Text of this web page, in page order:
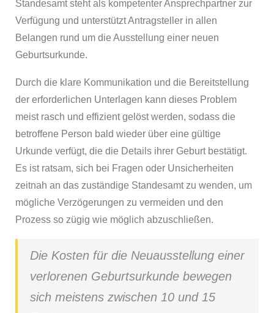
Standesamt steht als kompetenter Ansprechpartner zur
Verfügung und unterstützt Antragsteller in allen
Belangen rund um die Ausstellung einer neuen
Geburtsurkunde.
Durch die klare Kommunikation und die Bereitstellung
der erforderlichen Unterlagen kann dieses Problem
meist rasch und effizient gelöst werden, sodass die
betroffene Person bald wieder über eine gültige
Urkunde verfügt, die die Details ihrer Geburt bestätigt.
Es ist ratsam, sich bei Fragen oder Unsicherheiten
zeitnah an das zuständige Standesamt zu wenden, um
mögliche Verzögerungen zu vermeiden und den
Prozess so zügig wie möglich abzuschließen.
Die Kosten für die Neuausstellung einer
verlorenen Geburtsurkunde bewegen
sich meistens zwischen 10 und 15